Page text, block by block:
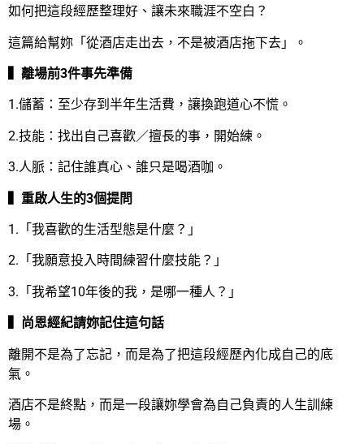
如何把這段經歷整理好、讓未來職涯不空白？
這篇給幫妳「從酒店走出去，不是被酒店拖下去」。
▍離場前3件事先準備
1.儲蓄：至少存到半年生活費，讓換跑道心不慌。
2.技能：找出自己喜歡／擅長的事，開始練。
3.人脈：記住誰真心、誰只是喝酒咖。
▍重啟人生的3個提問
1.「我喜歡的生活型態是什麼？」
2.「我願意投入時間練習什麼技能？」
3.「我希望10年後的我，是哪一種人？」
▍尚恩經紀請妳記住這句話
離開不是為了忘記，而是為了把這段經歷內化成自己的底
氣。
酒店不是終點，而是一段讓妳學會為自己負責的人生訓練
場。